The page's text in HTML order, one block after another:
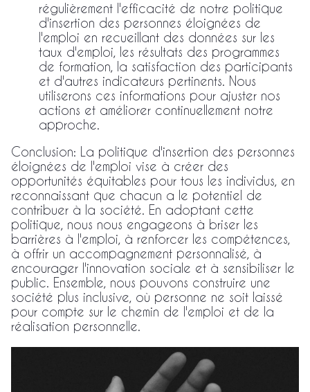
régulièrement l'efficacité de notre politique
d'insertion des personnes éloignées de
l'emploi en recueillant des données sur les
taux d'emploi, les résultats des programmes
de formation, la satisfaction des participants
et d'autres indicateurs pertinents. Nous
utiliserons ces informations pour ajuster nos
actions et améliorer continuellement notre
approche.
Conclusion: La politique d'insertion des personnes
éloignées de l'emploi vise à créer des
opportunités équitables pour tous les individus, en
reconnaissant que chacun a le potentiel de
contribuer à la société. En adoptant cette
politique, nous nous engageons à briser les
barrières à l'emploi, à renforcer les compétences,
à offrir un accompagnement personnalisé, à
encourager l'innovation sociale et à sensibiliser le
public. Ensemble, nous pouvons construire une
société plus inclusive, où personne ne soit laissé
pour compte sur le chemin de l'emploi et de la
réalisation personnelle.